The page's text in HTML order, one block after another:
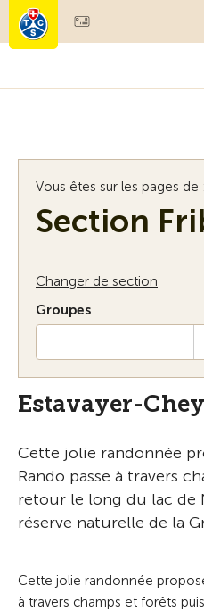
Membres & prestations
Vous êtes sur les pages de :
Section
Changer de section
Groupes
Estavayer-
Cette jolie randonnée
Rando passe à travers
retour le long du lac de
réserve naturelle de la
Cette jolie randonnée
à travers champs et forêts